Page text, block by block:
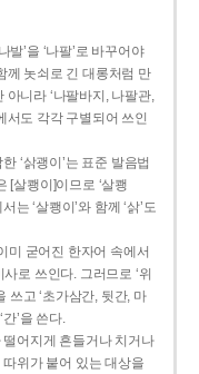
발’을 ‘나팔’로 바꾸어야
께 놋쇠로 긴 대롱처럼 만
아니라 ‘나팔바지, 나팔관,
서도 각각 구별되어 쓰인
‘삵괭이’는 표준 발음법
[살쾡이]이므로 ‘살쾡
는 ‘살쾡이’와 함께 ‘삵’도
미 굳어진 한자어 속에서
로 쓰인다. 그러므로 ‘위
쓰고 ‘초가삼간, 뒷간, 마
’을 쓴다.
떨어지게 흔들거나 치거나
따위가 붙어 있는 대상을